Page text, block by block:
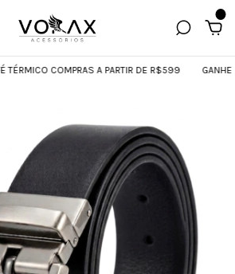
COMPRAS A PARTIR DE R$599 GANHE